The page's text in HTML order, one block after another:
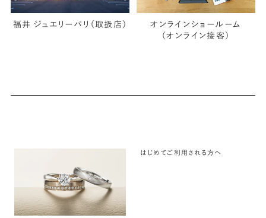
福井 ジュエリーパリ（取扱店）
オンラインショールーム
（オンライン接客）
はじめてご利用される方へ